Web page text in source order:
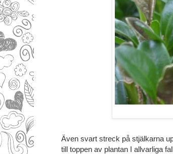
Även svart streck på stjälkarna
till toppen av plantan I allvarliga